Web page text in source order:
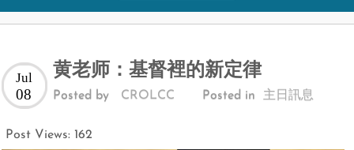
黄老师：基督裡的新定律
Jul
08 Posted by CROLCC Posted in 主日訊息
Post Views: 162